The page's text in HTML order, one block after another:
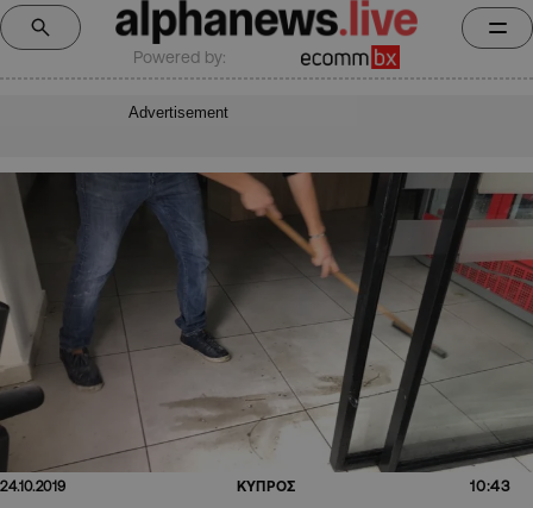
Powered by:
Advertisement
24.10.2019 ΚΥΠΡΟΣ 10:43